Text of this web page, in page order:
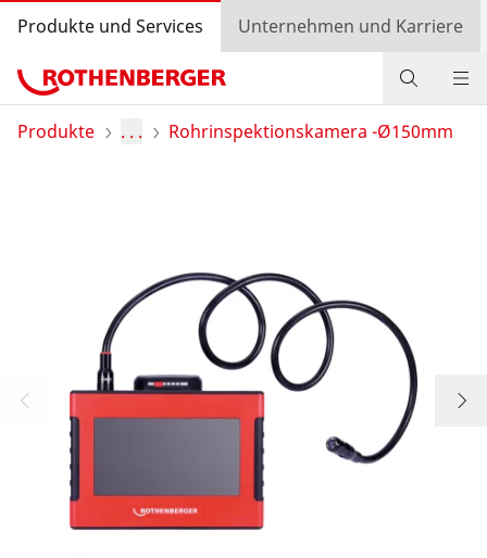
Produkte und Services Unternehmen und Karriere
Produkte
Bonusprogramm
Händlersuche
Login
Länderauswahl
Unternehmen und Karriere
Produkte . . . Rohrinspektionskamera -Ø150mm